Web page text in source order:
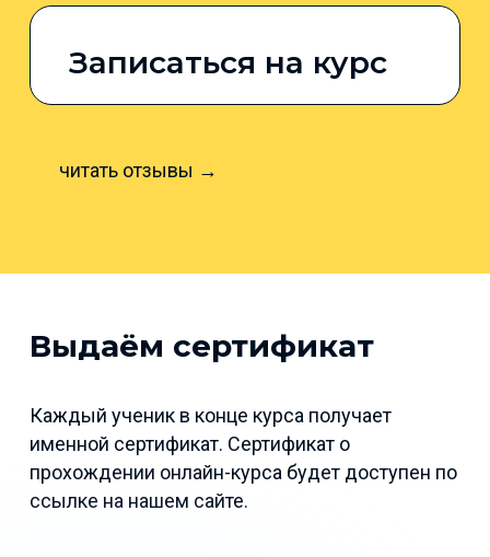
Записаться на курс
читать отзывы →
Выдаём сертификат
Каждый ученик в конце курса получает
именной сертификат. Сертификат о
прохождении онлайн-курса будет доступен по
ссылке на нашем сайте.